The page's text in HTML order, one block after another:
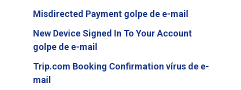
Misdirected Payment golpe de e-mail
New Device Signed In To Your Account
golpe de e-mail
Trip.com Booking Confirmation vírus de e-
mail